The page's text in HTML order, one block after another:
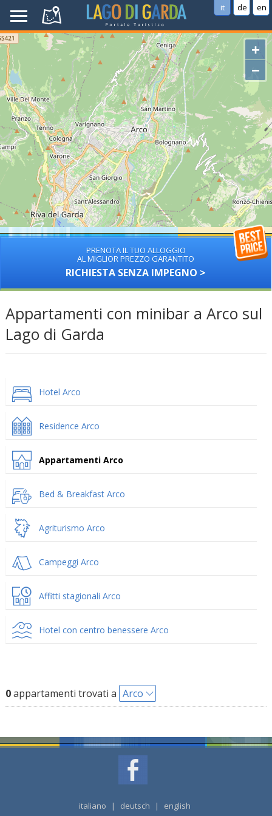
it de en
+
−
PRENOTA IL TUO ALLOGGIO
AL MIGLIOR PREZZO GARANTITO
RICHIESTA SENZA IMPEGNO >
Appartamenti con minibar a Arco sul
Lago di Garda
Hotel Arco
Residence Arco
Appartamenti Arco
Bed & Breakfast Arco
Agriturismo Arco
Campeggi Arco
Affitti stagionali Arco
Hotel con centro benessere Arco
0appartamenti trovati a Arco
italiano | deutsch | english